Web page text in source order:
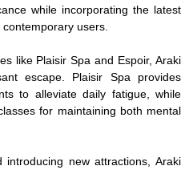
while incorporating the latest
users.
like Plaisir Spa and Espoir, Araki
escape. Plaisir Spa provides
to alleviate daily fatigue, while
for maintaining both mental
new attractions, Araki